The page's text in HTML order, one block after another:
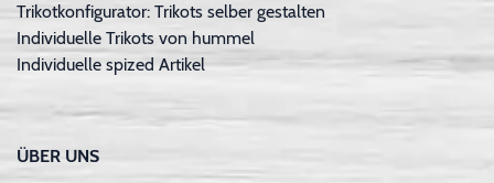
Trikotkonfigurator: Trikots selber gestalten
Individuelle Trikots von hummel
Individuelle spized Artikel
ÜBER UNS